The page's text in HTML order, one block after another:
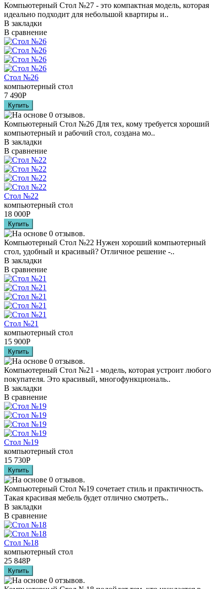
Компьютерный Стол №27 - это компактная модель, которая
идеально подходит для небольшой квартиры и..
В закладки
В сравнение
Стол №26
компьютерный стол
7 490Р
Компьютерный Стол №26 Для тех, кому требуется хороший
компьютерный и рабочий стол, создана мо..
В закладки
В сравнение
Стол №22
компьютерный стол
18 000Р
Компьютерный Стол №22 Нужен хороший компьютерный
стол, удобный и красивый? Отличное решение -..
В закладки
В сравнение
Стол №21
компьютерный стол
15 900Р
Компьютерный Стол №21 - модель, которая устроит любого
покупателя. Это красивый, многофункциональ..
В закладки
В сравнение
Стол №19
компьютерный стол
15 730Р
Компьютерный Стол №19 сочетает стиль и практичность.
Такая красивая мебель будет отлично смотреть..
В закладки
В сравнение
Стол №18
компьютерный стол
25 848Р